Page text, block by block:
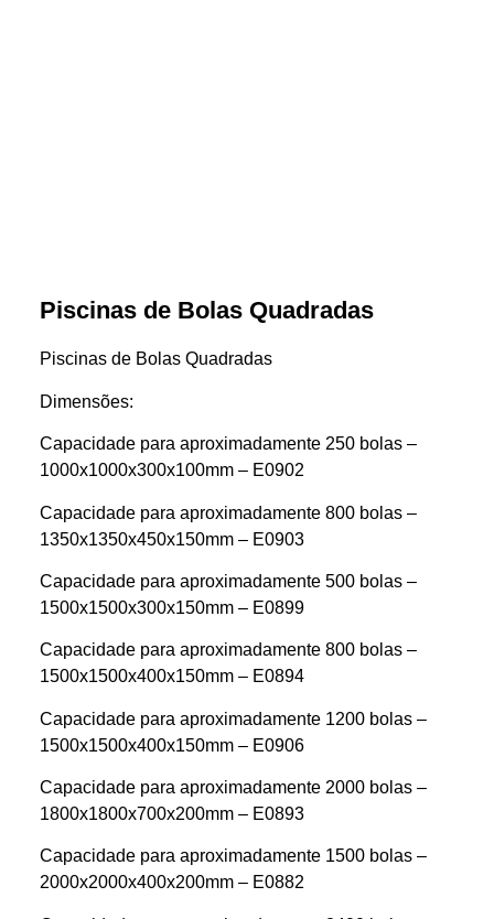
Piscinas de Bolas Quadradas
Piscinas de Bolas Quadradas
Dimensões:
Capacidade para aproximadamente 250 bolas –
1000x1000x300x100mm – E0902
Capacidade para aproximadamente 800 bolas –
1350x1350x450x150mm – E0903
Capacidade para aproximadamente 500 bolas –
1500x1500x300x150mm – E0899
Capacidade para aproximadamente 800 bolas –
1500x1500x400x150mm – E0894
Capacidade para aproximadamente 1200 bolas –
1500x1500x400x150mm – E0906
Capacidade para aproximadamente 2000 bolas –
1800x1800x700x200mm – E0893
Capacidade para aproximadamente 1500 bolas –
2000x2000x400x200mm – E0882